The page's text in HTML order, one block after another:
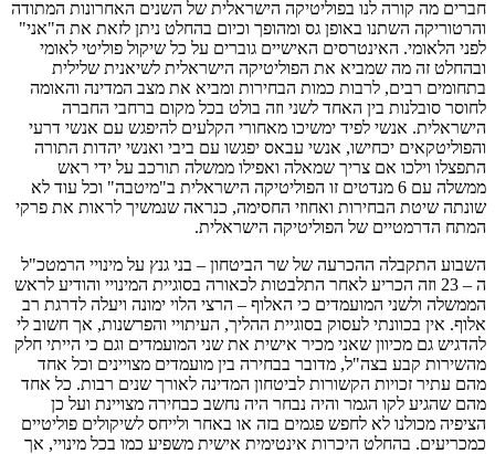
חברים מה קורה לנו בפוליטיקה הישראלית של השנים האחרונות המתודה
והרטוריקה השתנו באופן גס ומהופך וכיום בהחלט ניתן לזאת את ה"אני"
לפני הלאומי. האינטרסים האישיים גוברים על כל שיקול פוליטי לאומי
ובהחלט זה מה שמביא את הפוליטיקה הישראלית לשיאנית שלילית
בתחומים רבים, לרבות כמות הבחירות ומביא את מצב המדינה והאומה
לחוסר סובלנות בין האחד לשני וזה בולט בכל מקום ברחבי החברה
הישראלית. אנשי לפיד ימשיכו מאחורי הקלעים להיפגש עם אנשי דרעי
והפוליטקאים יכחישו, אנשי עבאס יפגשו עם ביבי ואנשי יהדות התורה
התפצלו וילכו אם צריך שמאלה ואפילו ממשלה תורכב על ידי ראש
ממשלה עם 6 מנדטים זו הפוליטיקה הישראלית ב"מיטבה" וכל עוד לא
שונתה שיטת הבחירות ואחוזי החסימה, כנראה שנמשיך לראות את פרקי
המתח הדרמטיים של הפוליטיקה הישראלית.
השבוע התקבלה ההכרעה של שר הביטחון – בני גנץ על מינויי הרמטכ"ל
ה – 23 וזה הכריע לאחר התלבטות לכאורה בסוגיית המינויי והודיע לראש
הממשלה ולשני המועמדים כי האלוף – הרצי הלוי ימונה ויעלה לדרגת רב
אלוף. אין בכוונתי לעסוק בסוגיית ההליך, העיתויי והפרשנות, אך חשוב לי
להדגיש גם מכיוון שאני מכיר אישית את שני המועמדים וגם כי הייתי חלק
מהשירות קבע בצה"ל, מדובר בבחירה בין מועמדים מצויינים וכל אחד
מהם עתיר זכויות הקשורות לביטחון המדינה לאורך שנים רבות. כל אחד
מהם שהגיע לקו הגמר והיה נבחר היה נחשב כבחירה מצויינת ועל כן
הציפיה מכולנו לא לחפש פגמים בזה או באחר ולייחס לשיקולים פוליטיים
כמכריעים. בהחלט היכרות אינטימית אישית משפיע כמו בכל מינויי, אך